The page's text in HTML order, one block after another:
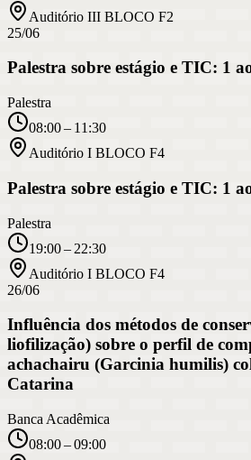
Auditório III BLOCO F2
25/06
Palestra sobre estágio e TIC: 1
Palestra
08:00 – 11:30
Auditório I BLOCO F4
Palestra sobre estágio e TIC: 1
Palestra
19:00 – 22:30
Auditório I BLOCO F4
26/06
Influência dos métodos de
liofilização) sobre o perfil de
achachairu (Garcinia humilis)
Catarina
Banca Acadêmica
08:00 – 09:00